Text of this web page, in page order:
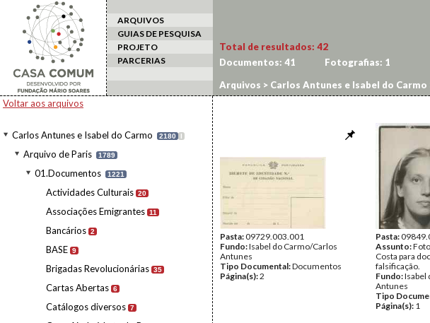
ARQUIVOS
GUIAS DE PESQUISA
PROJETO
PARCERIAS
Voltar aos arquivos
Carlos Antunes e Isabel do Carmo 2180 I
Arquivo de Paris 1789
01.Documentos 1221
Actividades Culturais 20
Associações Emigrantes 11
Bancários 2
BASE 9
Brigadas Revolucionárias 35
Cartas Abertas 6
Catálogos diversos 7
Total de resultados: 42
Documentos: 41 Fotografias: 1
Arquivos > Carlos Antunes e Isabel do Carmo
Pasta:09729.003.001
Fundo:Isabel do Carmo/Carlos
Antunes
Tipo Documental:Documentos
Página(s):2
Pasta:
Assunto:
Costa para
falsificação.
Fundo:Isabel
Antunes
Tipo
Página(s): 1